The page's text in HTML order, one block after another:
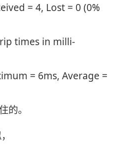
= 4, Lost = 0 (0%
times in milli-
= 6ms, Average =
的。